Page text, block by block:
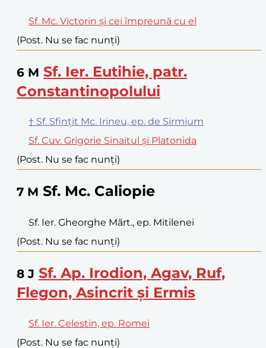
Sf. Mc. Victorin și cei împreună cu el
(Post. Nu se fac nunți)
6 M Sf. Ier. Eutihie, patr.
Constantinopolului
† Sf. Sfințit Mc. Irineu, ep. de Sirmium
Sf. Cuv. Grigorie Sinaitul și Platonida
(Post. Nu se fac nunți)
7 M Sf. Mc. Caliopie
Sf. Ier. Gheorghe Mărt., ep. Mitilenei
(Post. Nu se fac nunți)
8 J Sf. Ap. Irodion, Agav, Ruf,
Flegon, Asincrit și Ermis
Sf. Ier. Celestin, ep. Romei
(Post. Nu se fac nunți)